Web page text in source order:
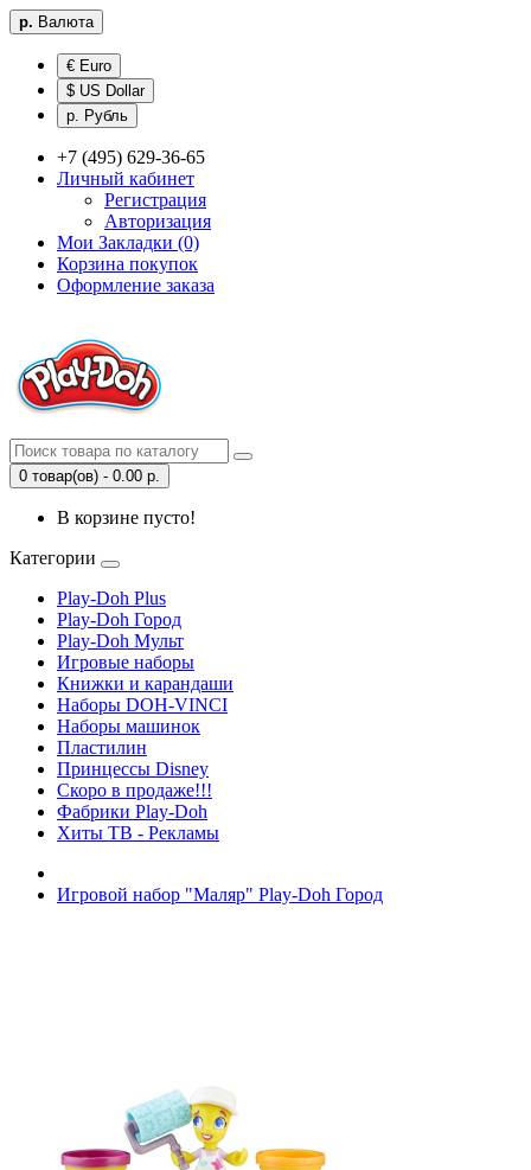
р. Валюта
€ Euro
$ US Dollar
р. Рубль
+7 (495) 629-36-65
Личный кабинет
Регистрация
Авторизация
Мои Закладки (0)
Корзина покупок
Оформление заказа
0 товар(ов) - 0.00 р.
В корзине пусто!
Категории
Play-Doh Plus
Play-Doh Город
Play-Doh Мульт
Игровые наборы
Книжки и карандаши
Наборы DOH-VINCI
Наборы машинок
Пластилин
Принцессы Disney
Скоро в продаже!!!
Фабрики Play-Doh
Хиты ТВ - Рекламы
Игровой набор "Маляр" Play-Doh Город